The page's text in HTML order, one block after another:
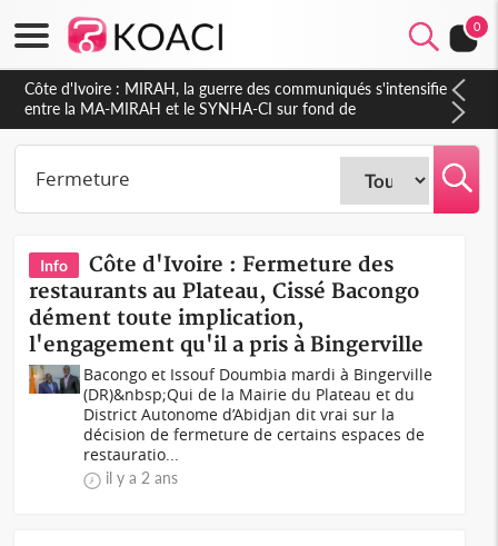
0
Côte d'Ivoire : MIRAH, la guerre des communiqués s'intensifie
entre la MA-MIRAH et le SYNHA-CI sur fond de
gouvernance et le projet de précompte sur les salaires des
agents
Info
Côte d'Ivoire : Fermeture des
restaurants au Plateau, Cissé Bacongo
dément toute implication,
l'engagement qu'il a pris à Bingerville
Bacongo et Issouf Doumbia mardi à Bingerville
(DR)&nbsp;Qui de la Mairie du Plateau et du
District Autonome d’Abidjan dit vrai sur la
décision de fermeture de certains espaces de
restauratio...
il y a 2 ans